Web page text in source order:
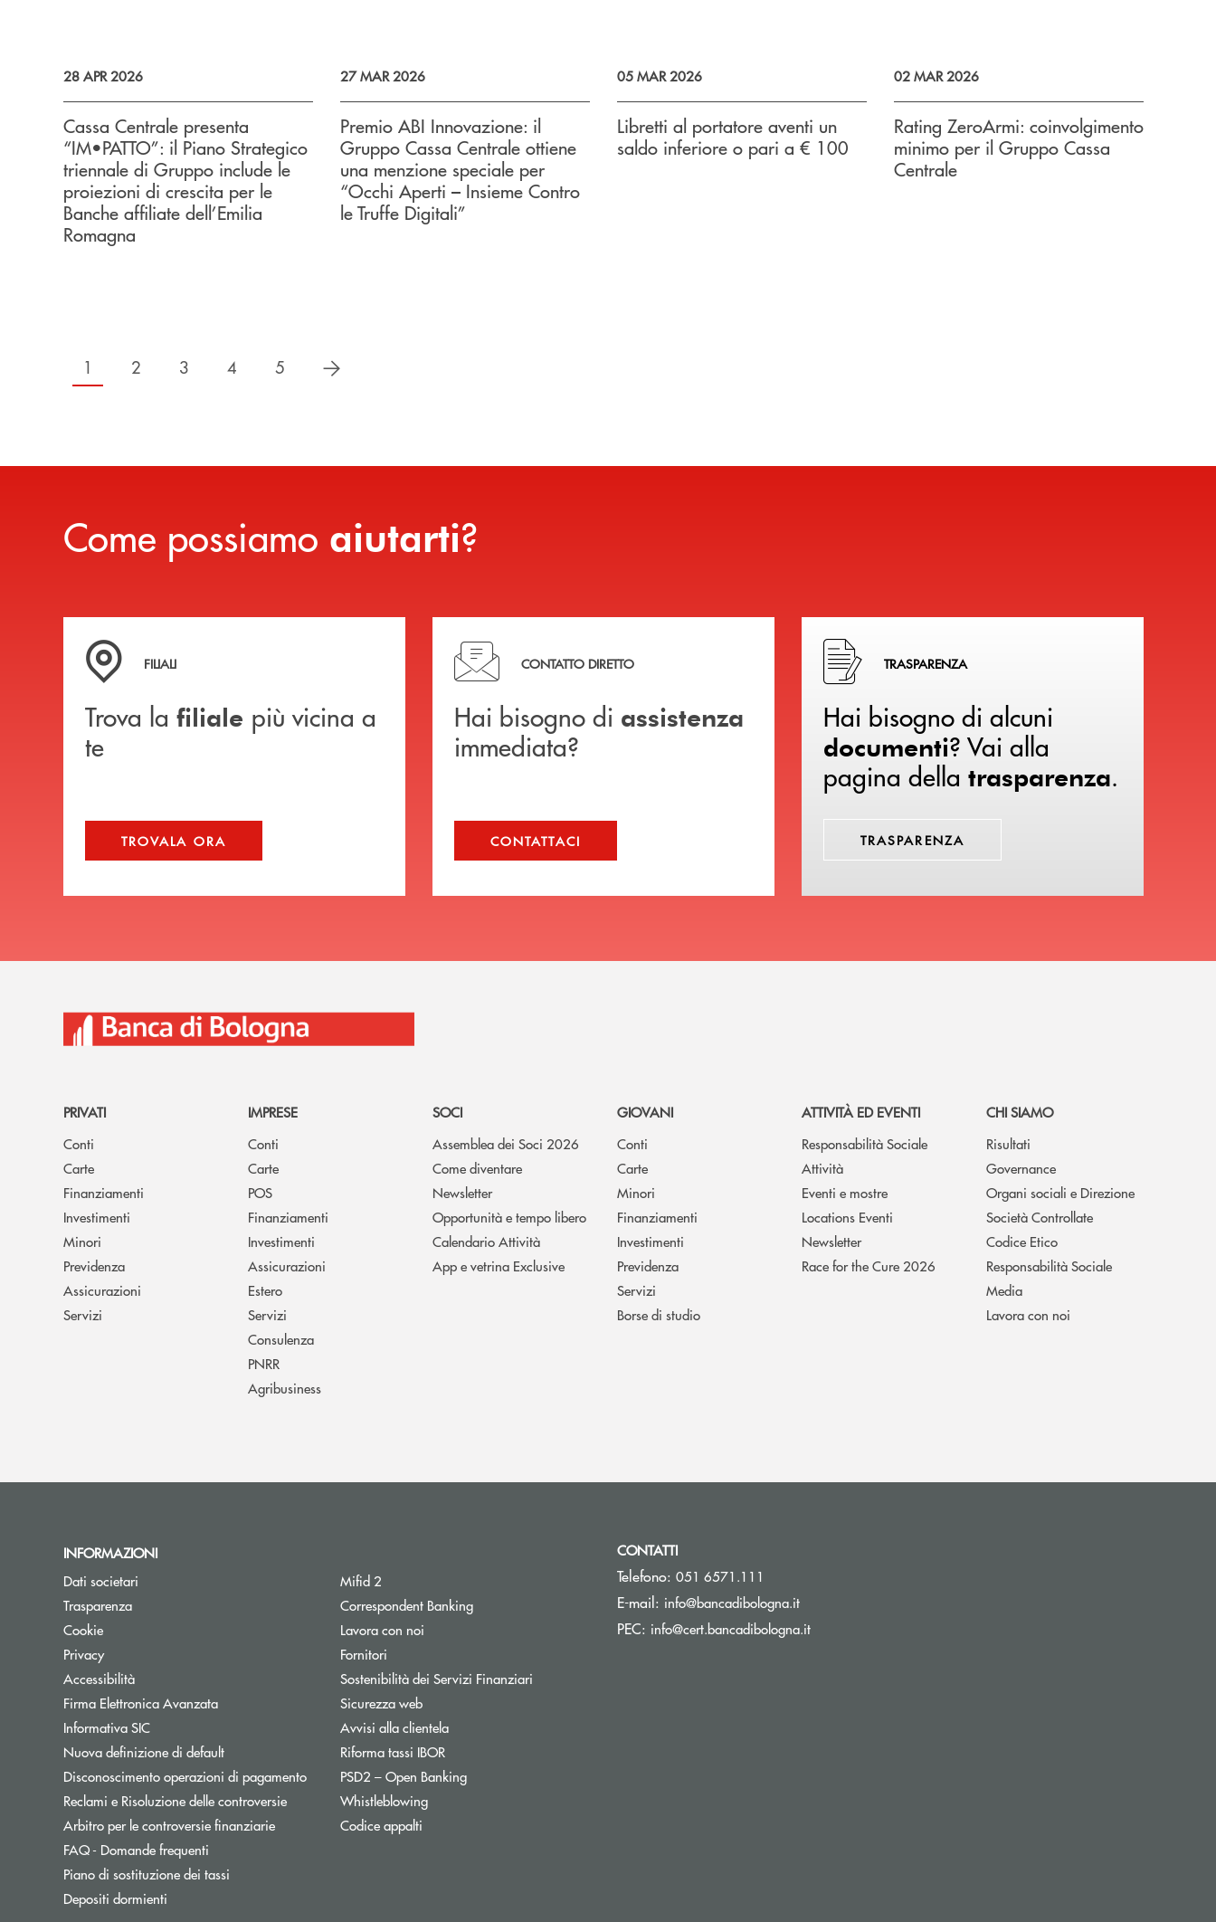
28 APR 2026
Cassa Centrale presenta
“IM•PATTO”: il Piano Strategico
triennale di Gruppo include le
proiezioni di crescita per le
Banche affiliate dell’Emilia
Romagna
27 MAR 2026
Premio ABI Innovazione: il
Gruppo Cassa Centrale ottiene
una menzione speciale per
“Occhi Aperti – Insieme Contro
le Truffe Digitali”
05 MAR 2026
Libretti al portatore aventi un
saldo inferiore o pari a € 100
02 MAR 2026
Rating ZeroArmi: coinvolgimento
minimo per il Gruppo Cassa
Centrale
1 2 3 4 5 successivo
Come possiamo aiutarti?
Trova la filiale più vicina a te
FILIALI
Trova la filiale più vicina a
te
TROVALA ORA
Hai bisogno di assistenza immediata?
CONTATTO DIRETTO
Hai bisogno di assistenza
immediata?
CONTATTACI
Hai bisogno di alcuni documenti ? Vai alla pagina della
TRASPARENZA
Hai bisogno di alcuni
documenti? Vai alla
pagina della trasparenza.
TRASPARENZA
PRIVATI
Conti
Carte
Finanziamenti
Investimenti
Minori
Previdenza
Assicurazioni
Servizi
IMPRESE
Conti
Carte
POS
Finanziamenti
Investimenti
Assicurazioni
Estero
Servizi
Consulenza
PNRR
Agribusiness
SOCI
Assemblea dei Soci 2026
Come diventare
Newsletter
Opportunità e tempo libero
Calendario Attività
App e vetrina Exclusive
GIOVANI
Conti
Carte
Minori
Finanziamenti
Investimenti
Previdenza
Servizi
Borse di studio
ATTIVITÀ ED EVENTI
Responsabilità Sociale
Attività
Eventi e mostre
Locations Eventi
Newsletter
Race for the Cure 2026
CHI SIAMO
Risultati
Governance
Organi sociali e Direzione
Società Controllate
Codice Etico
Responsabilità Sociale
Media
Lavora con noi
INFORMAZIONI
Dati societari
Trasparenza
Cookie
Privacy
Accessibilità
Firma Elettronica Avanzata
Informativa SIC
Nuova definizione di default
Disconoscimento operazioni di pagamento
Reclami e Risoluzione delle controversie
Arbitro per le controversie finanziarieApre una nuova finestra
FAQ - Domande frequenti
Piano di sostituzione dei tassi
Depositi dormienti
Mifid 2
Correspondent Banking
Lavora con noi
Fornitori
Sostenibilità dei Servizi Finanziari
Sicurezza web
Avvisi alla clientela
Riforma tassi IBOR
PSD2 – Open BankingApre una nuova finestra
Whistleblowing
Codice appalti
CONTATTI
Telefono: 051 6571.111
E-mail: info@bancadibologna.it(si apre l’app di posta elettronica)
PEC: info@cert.bancadibologna.it(si apre l’app di posta elettronica)